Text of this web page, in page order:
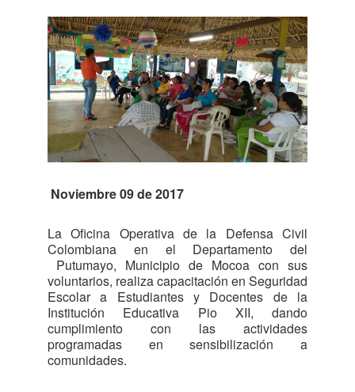
Noviembre 09 de 2017
La Oficina Operativa de la Defensa Civil
Colombiana en el Departamento del
Putumayo, Municipio de Mocoa con sus
voluntarios, realiza capacitación en Seguridad
Escolar a Estudiantes y Docentes de la
Institución Educativa Pio XII, dando
cumplimiento con las actividades
programadas en sensibilización a
comunidades.